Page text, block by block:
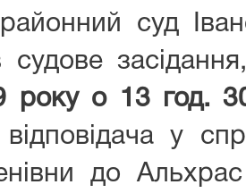
суд
судове
року о 13 год.
у
до